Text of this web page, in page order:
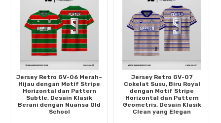
Jersey Retro GV-06 Merah–
Hijau dengan Motif Stripe
Horizontal dan Pattern
Subtle, Desain Klasik
Berani dengan Nuansa Old
School
Jersey Retro GV-07
Cokelat Susu, Biru Royal
dengan Motif Stripe
Horizontal dan Pattern
Geometris, Desain Klasik
Clean yang Elegan